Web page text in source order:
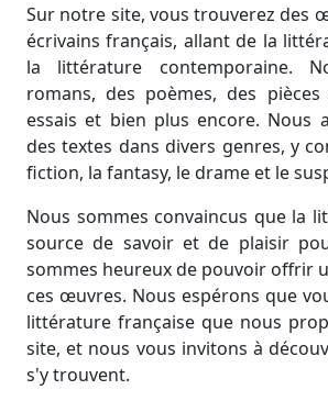
Sur notre site, vous trouverez des
écrivains français, allant de la
la littérature contemporaine.
romans, des poèmes, des
essais et bien plus encore. Nous
des textes dans divers genres, y
fiction, la fantasy, le drame et le
Nous sommes convaincus que la
source de savoir et de plaisir
sommes heureux de pouvoir offrir
ces œuvres. Nous espérons que
littérature française que nous
site, et nous vous invitons à
s'y trouvent.